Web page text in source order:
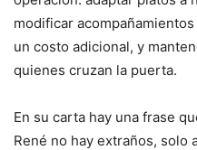
modificar
un costo adicional, y
quienes cruzan la puerta.
En su carta hay una frase
René no hay extraños, solo